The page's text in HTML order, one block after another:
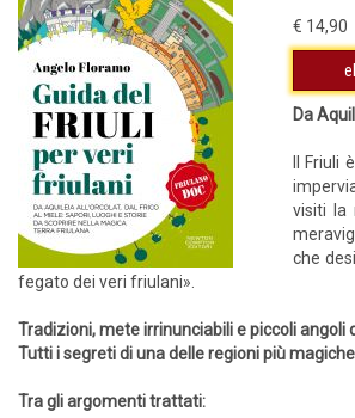
€ 14,90
Da
Il
visiti la
che
fegato dei veri friulani».
Tradizioni, mete irrinunciabili e piccoli angoli
Tutti i segreti di una delle regioni più magiche
Tra gli argomenti trattati: